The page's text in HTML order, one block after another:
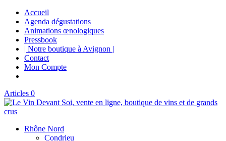
Accueil
Agenda dégustations
Animations œnologiques
Pressbook
| Notre boutique à Avignon |
Contact
Mon Compte
Articles 0
Rhône Nord
Condrieu